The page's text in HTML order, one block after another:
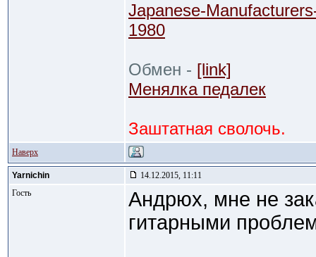
Japanese-
1980
Обмен - [link]
Менялка педалек
Заштатная сволочь.
Наверх
Yarnichin
14.12.2015, 11:11
Гость
Андpюх, мне не
гитарными